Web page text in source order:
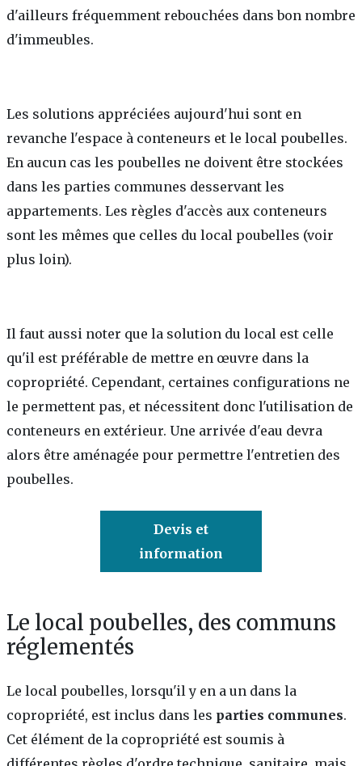
d'ailleurs fréquemment rebouchées dans bon nombre
d'immeubles.
Les solutions appréciées aujourd'hui sont en
revanche l'espace à conteneurs et le local poubelles.
En aucun cas les poubelles ne doivent être stockées
dans les parties communes desservant les
appartements. Les règles d'accès aux conteneurs
sont les mêmes que celles du local poubelles (voir
plus loin).
Il faut aussi noter que la solution du local est celle
qu'il est préférable de mettre en œuvre dans la
copropriété. Cependant, certaines configurations ne
le permettent pas, et nécessitent donc l'utilisation de
conteneurs en extérieur. Une arrivée d'eau devra
alors être aménagée pour permettre l'entretien des
poubelles.
Devis et
information
Le local poubelles, des communs
réglementés
Le local poubelles, lorsqu'il y en a un dans la
copropriété, est inclus dans les parties communes.
Cet élément de la copropriété est soumis à